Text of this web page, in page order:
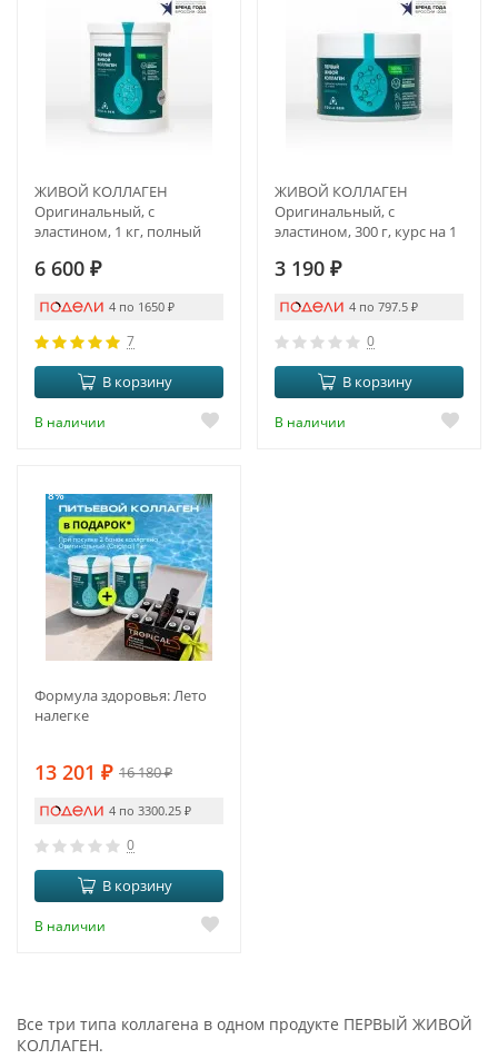
ЖИВОЙ КОЛЛАГЕН
Оригинальный, с
эластином, 1 кг, полный
6 600 ₽
4 по 1650 ₽
7
В корзину
В наличии
ЖИВОЙ КОЛЛАГЕН
Оригинальный, с
эластином, 300 г, курс на 1
3 190 ₽
4 по 797.5 ₽
0
В корзину
В наличии
-18%
Формула здоровья: Лето
налегке
13 201 ₽ 16 180₽
4 по 3300.25 ₽
0
В корзину
В наличии
Все три типа коллагена в одном продукте ПЕРВЫЙ ЖИВОЙ
КОЛЛАГЕН.